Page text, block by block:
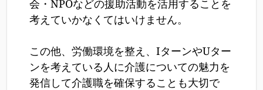
会・NPOなどの援助活動を活用することを
考えていかなくてはいけません。
この他、労働環境を整え、IターンやUター
ンを考えている人に介護についての魅力を
発信して介護職を確保することも大切で